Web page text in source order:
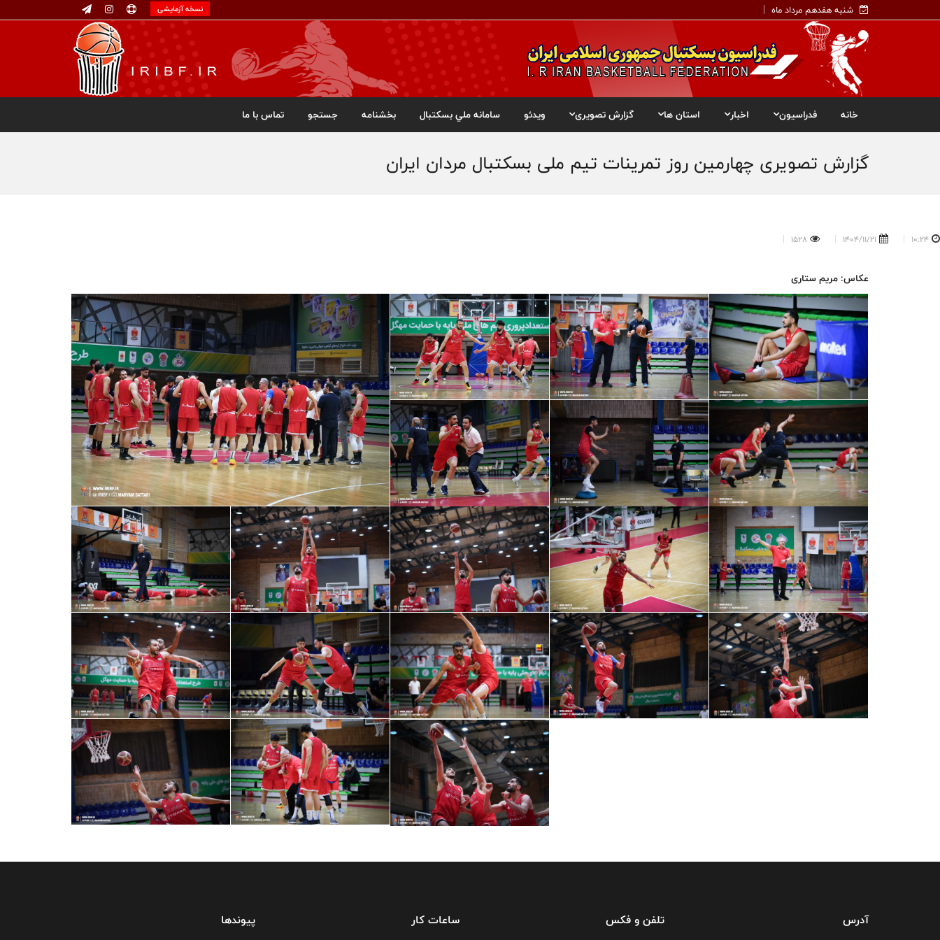
شنبه هفدهم مرداد ماه نسخه آزمایشی
خانه فدراسیون اخبار استان ها گزارش تصویری ویدئو سامانه ملي بسکتبال بخشنامه جستجو تماس با ما
گزارش تصویری چهارمین روز تمرینات تیم ملی بسکتبال مردان ایران
10:24
1404/11/21
1528
عکاس: مریم ستاری
آدرس تلفن و فکس ساعات کار پیوندها